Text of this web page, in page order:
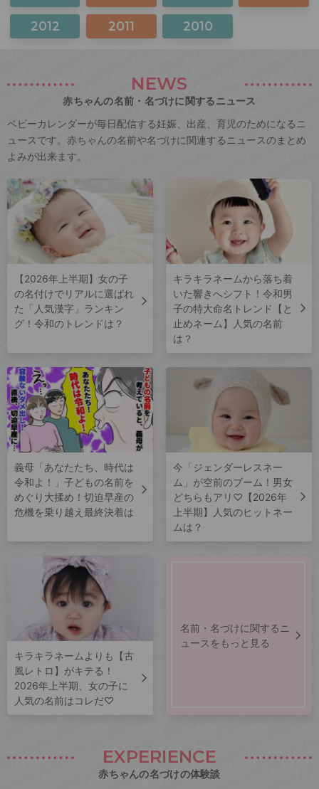
2012 2011 2010
NEWS
赤ちゃんの名前・名づけに関するニュース
ベビーカレンダーが毎日配信する妊娠、出産、育児のためになるニ
ュースです。赤ちゃんの名前や名づけに関連するニュースのまとめ
よみが出来ます。
【2026年上半期】女の子
の名付けでリアルに選ばれ
た「人気漢字」ランキン
グ！令和のトレンドは？
キラキラネームから落ち着
いた響きへシフト！令和男
子の特大命名トレンド【と
止めネーム】人気の名前
は？
義母「あなたたち、時代は
令和よ！」子どもの名前を
めぐり大揉め！切迫早産の
危機を乗り越え最終決着は
今「ジェンダーレスネー
ム」が空前のブーム！男女
どちらもアリ♡【2026年
上半期】人気のヒットネー
ムは？
キラキラネームよりも【古
風レトロ】がキテる！
2026年上半期、女の子に
人気の名前はコレだ♡
名前・名づけに関するニ
ュースをもっと見る
EXPERIENCE
赤ちゃんの名づけの体験談